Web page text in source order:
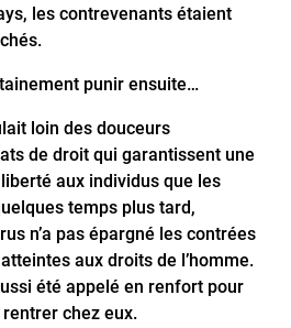
les contrevenants étaient
punir ensuite…
loin des douceurs
de droit qui garantissent une
aux individus que les
temps plus tard,
n’a pas épargné les contrées
aux droits de l’homme.
été appelé en renfort pour
chez eux.